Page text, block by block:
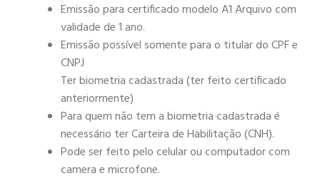
Emissão para certificado modelo A1 Arquivo com
validade de 1 ano.
Emissão possível somente para o titular do CPF e
CNPJ
Ter biometria cadastrada (ter feito certificado
anteriormente)
Para quem não tem a biometria cadastrada é
necessário ter Carteira de Habilitação (CNH).
Pode ser feito pelo celular ou computador com
camera e microfone.